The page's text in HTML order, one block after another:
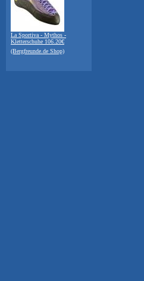
La Sportiva - Mythos -
Kletterschuhe 106.20€
(Bergfreunde.de Shop)